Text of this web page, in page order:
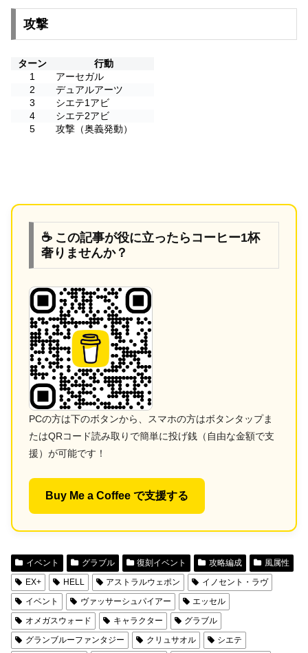
攻撃
ターン
行動
1
アーセガル
2
デュアルアーツ
3
シエテ1アビ
4
シエテ2アビ
5
攻撃（奥義発動）
☕ この記事が役に立ったらコーヒー1杯
奢りませんか？
PCの方は下のボタンから、スマホの方はボタンタップま
たはQRコード読み取りで簡単に投げ銭（自由な金額で支
援）が可能です！
Buy Me a Coffee で支援する
イベント グラブル 復刻イベント 攻略編成
風属性
EX+
HELL アストラルウェポン
イノセント・ラヴ
イベント
ヴァッサーシュパイアー
エッセル
オメガスウォード
キャラクター
グラブル
グランブルーファンタジー
クリュサオル
シエテ